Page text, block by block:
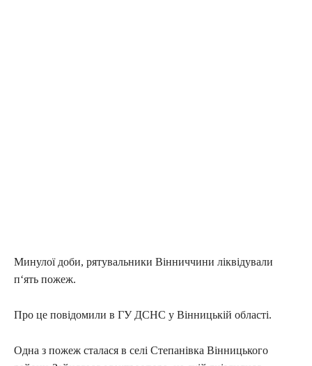
Минулої доби, рятувальники Вінниччини ліквідували
п‘ять пожеж.
Про це повідомили в ГУ ДСНС у Вінницькій області.
Одна з пожеж сталася в селі Степанівка Вінницького